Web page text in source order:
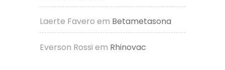
Laerte Favero em Betametasona
Everson Rossi em Rhinovac